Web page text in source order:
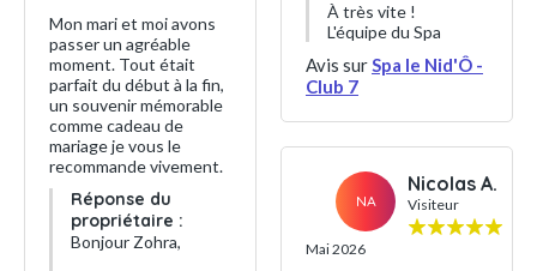
Mon mari et moi avons
passer un agréable
moment. Tout était
parfait du début à la fin,
un souvenir mémorable
comme cadeau de
mariage je vous le
recommande vivement.
Réponse du
propriétaire :
Bonjour Zohra,
À très vite !
L'équipe du Spa
Avis surSpa le Nid'Ô -
Club 7
NA
Nicolas A.
Visiteur
Mai 2026